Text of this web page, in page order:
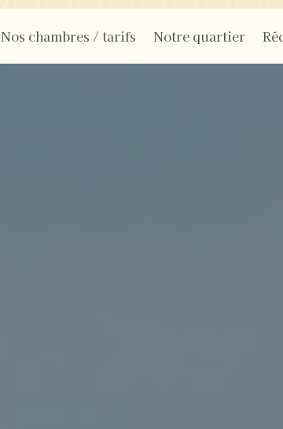
Nos chambres / tarifs Notre quartier